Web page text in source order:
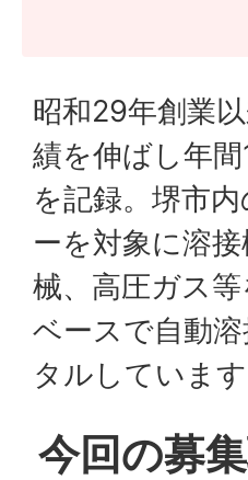
昭和29年創業
績を伸ばし年
を記録。堺市
ーを対象に溶
械、高圧ガス
ベースで自動
タルしています
今回の募